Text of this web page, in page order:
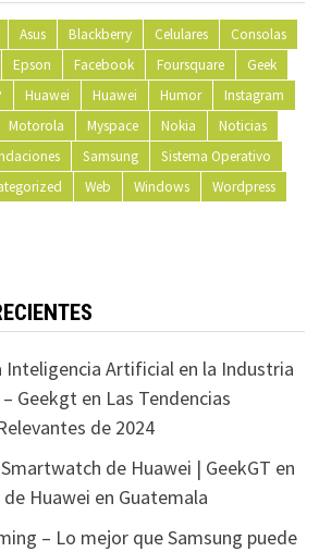
Asus Blackberry Celulares
Consolas
Epson Facebook Foursquare
Geek
Huawei Huawei Humor
Instagram
Motorola Myspace Nokia
Noticias
Samsung
Sistema Operativo
Web Windows
Wordpress
Inteligencia Artificial en la Industria
Geekgten Las Tendencias
de 2024
de Huawei | GeekGT en
Huawei en Guatemala
– Lo mejor que Samsung puede